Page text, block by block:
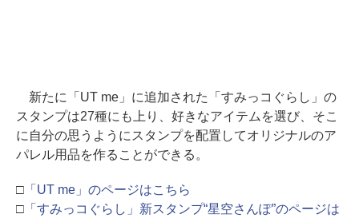
新たに「UT me」に追加された「すみっコぐらし」の
スタンプは27種にも上り、好きなアイテムを選び、そこ
に自分の思うようにスタンプを配置してオリジナルのア
パレル用品を作ることができる。
□ 「UT me」のページはこちら
□ 「すみっコぐらし」新スタンプ“星空さんぽ”のページは